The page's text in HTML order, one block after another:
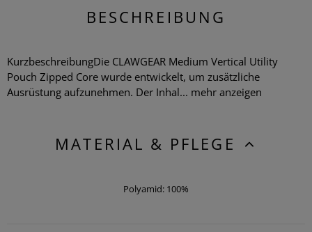
BESCHREIBUNG
KurzbeschreibungDie CLAWGEAR Medium Vertical Utility
Pouch Zipped Core wurde entwickelt, um zusätzliche
Ausrüstung aufzunehmen. Der Inhal... mehr anzeigen
MATERIAL & PFLEGE
Polyamid: 100%